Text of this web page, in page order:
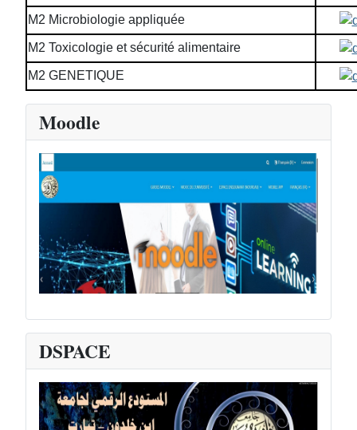
M2 Microbiologie appliquée
M2 Toxicologie et sécurité alimentaire
M2 GENETIQUE
Moodle
DSPACE